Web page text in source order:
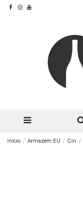
Início Armazem EU Gin